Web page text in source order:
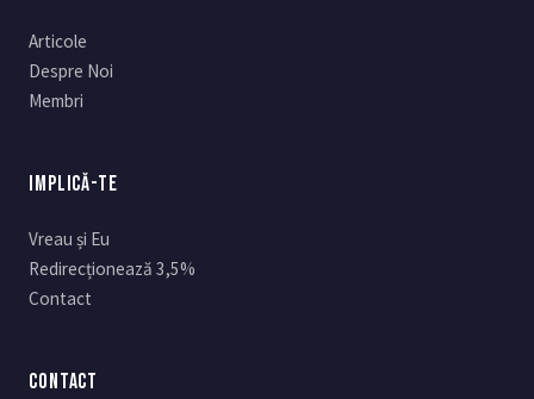
Articole
Despre Noi
Membri
IMPLICĂ-TE
Vreau și Eu
Redirecționează 3,5%
Contact
CONTACT